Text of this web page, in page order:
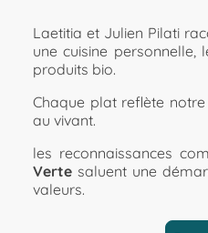
Laetitia et Julien Pilati
une cuisine personnelle,
produits bio.
Chaque plat reflète
au vivant.
les reconnaissances
Verte saluent une
valeurs.